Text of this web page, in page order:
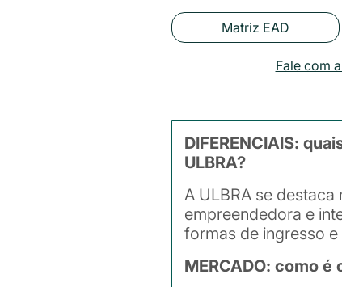
Matriz EAD
Fale com
DIFERENCIAIS:
ULBRA?
A ULBRA se
empreendedora e
formas de ingresso
MERCADO: como